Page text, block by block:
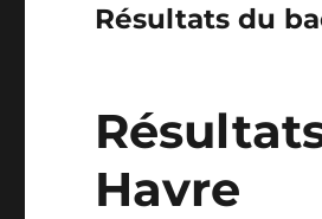
Résultats du
Havre